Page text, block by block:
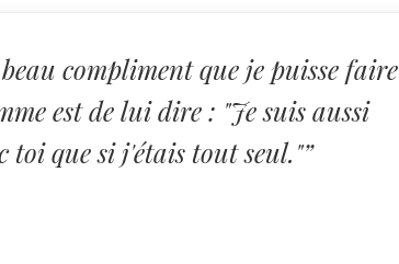
compliment que je puisse faire
est de lui dire : "Je suis aussi
toi que si j'étais tout seul."”